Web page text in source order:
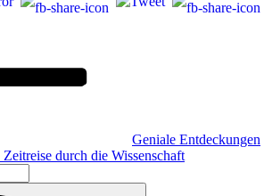
Geniale Entdeckungen
durch die Wissenschaft